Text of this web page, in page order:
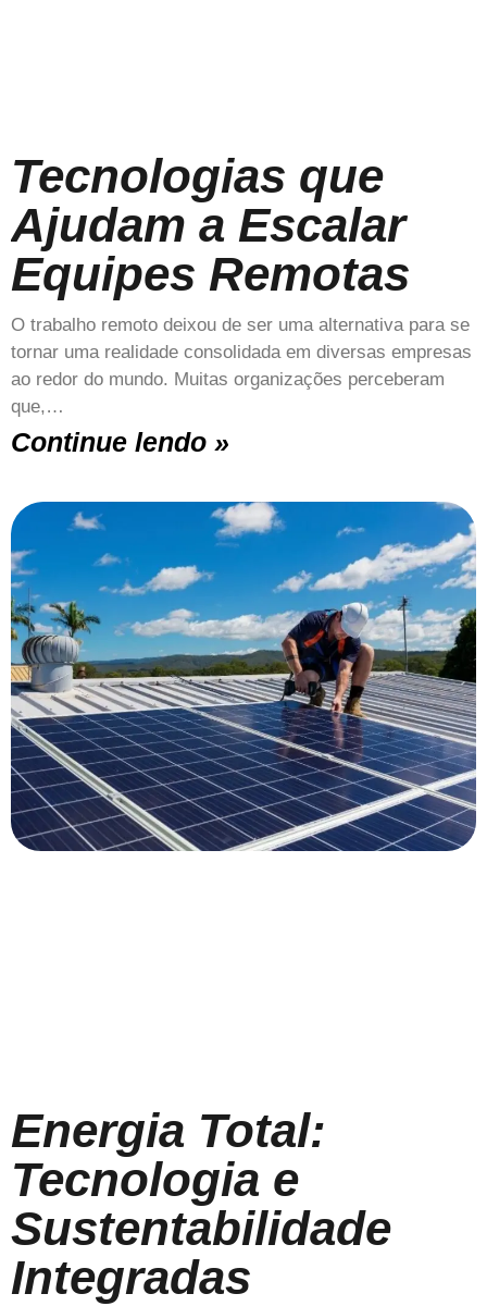
Tecnologias que
Ajudam a Escalar
Equipes Remotas
O trabalho remoto deixou de ser uma alternativa para se
tornar uma realidade consolidada em diversas empresas
ao redor do mundo. Muitas organizações perceberam
que,…
Continue lendo »
Energia Total:
Tecnologia e
Sustentabilidade
Integradas